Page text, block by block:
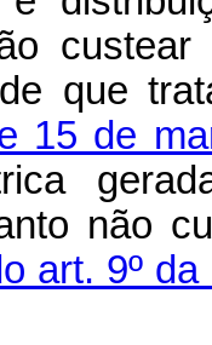
de que
15 de
não
art. 9º